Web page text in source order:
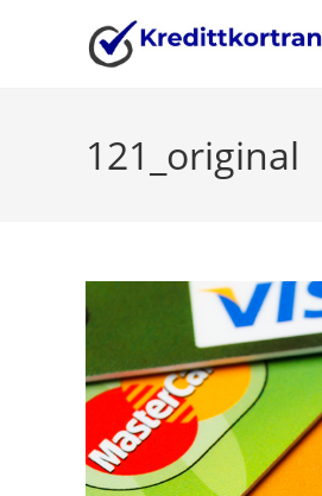
121_original